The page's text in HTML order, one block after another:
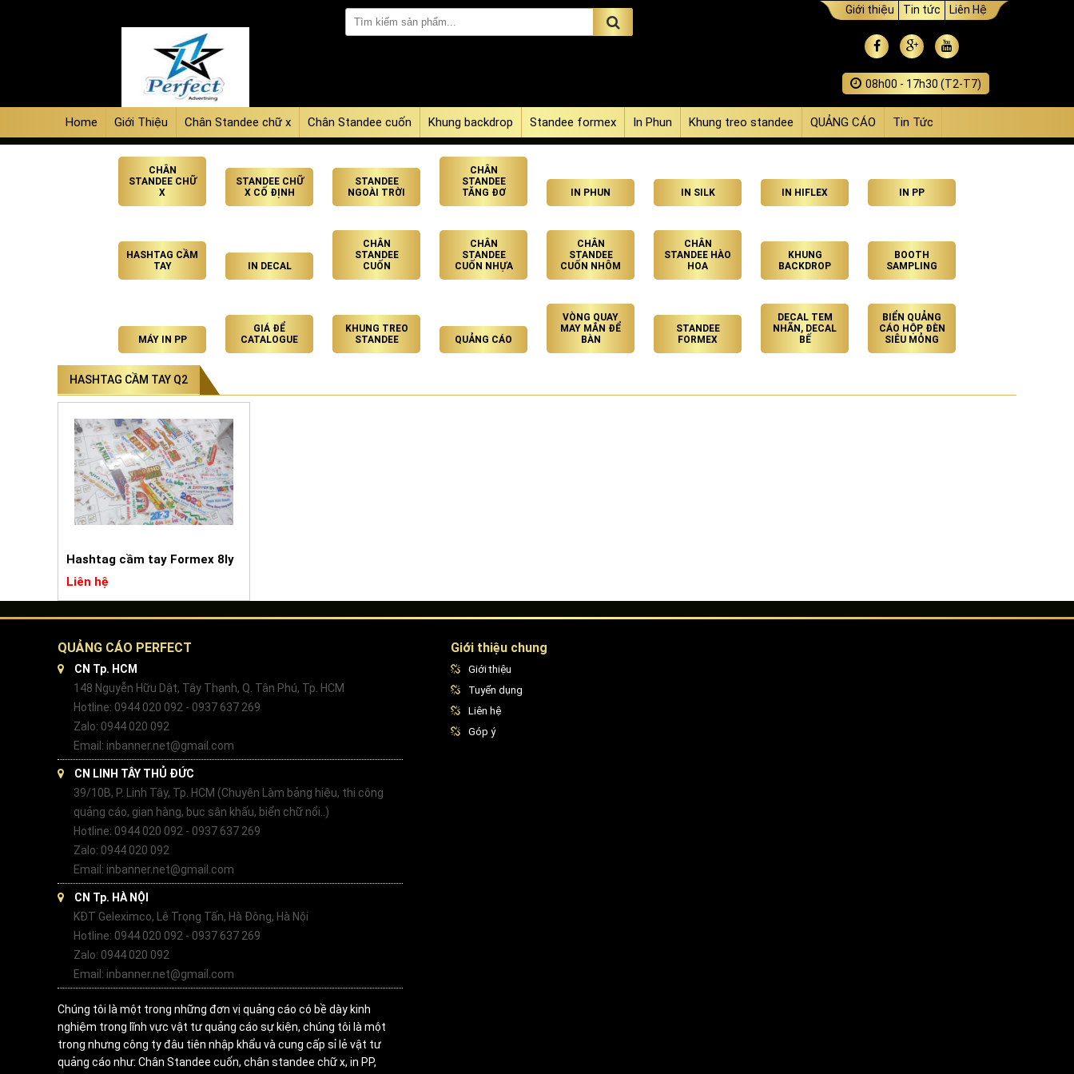
Giới thiệu Tin tức Liên Hệ
08h00 - 17h30 (T2-T7)
Home Giới Thiệu Chân Standee chữ x Chân Standee cuốn Khung backdrop Standee formex In Phun Khung treo standee QUẢNG CÁO Tin Tức
CHÂN
STANDEE CHỮ
X
STANDEE CHỮ
X CỐ ĐỊNH
STANDEE
NGOÀI TRỜI
CHÂN
STANDEE
TĂNG ĐƠ
IN PHUN IN SILK IN HIFLEX IN PP
HASHTAG CẦM
TAY
IN DECAL
CHÂN
STANDEE
CUỐN
CHÂN
STANDEE
CUỐN NHỰA
CHÂN
STANDEE
CUỐN NHÔM
CHÂN
STANDEE HÀO
HOA
KHUNG
BACKDROP
BOOTH
SAMPLING
MÁY IN PP
GIÁ ĐỂ
CATALOGUE
KHUNG TREO
STANDEE
QUẢNG CÁO
VÒNG QUAY
MAY MẮN ĐỂ
BÀN
STANDEE
FORMEX
DECAL TEM
NHÃN, DECAL
BẾ
BIỂN QUẢNG
CÁO HỘP ĐÈN
SIÊU MỎNG
HASHTAG CẦM TAY Q2
Hashtag cầm tay Formex 8ly
Liên hệ
QUẢNG CÁO PERFECT
CN Tp. HCM
148 Nguyễn Hữu Dật, Tây Thạnh, Q. Tân Phú, Tp. HCM
Hotline: 0944 020 092 - 0937 637 269
Zalo: 0944 020 092
Email: inbanner.net@gmail.com
CN LINH TÂY THỦ ĐỨC
39/10B, P. Linh Tây, Tp. HCM (Chuyên Làm bảng hiệu, thi công
quảng cáo, gian hàng, bục sân khấu, biển chữ nổi..)
Hotline: 0944 020 092 - 0937 637 269
Zalo: 0944 020 092
Email: inbanner.net@gmail.com
CN Tp. HÀ NỘI
KĐT Geleximco, Lê Trọng Tấn, Hà Đông, Hà Nội
Hotline: 0944 020 092 - 0937 637 269
Zalo: 0944 020 092
Email: inbanner.net@gmail.com
Chúng tôi là một trong những đơn vị quảng cáo có bề dày kinh
nghiệm trong lĩnh vực vật tư quảng cáo sự kiện, chúng tôi là một
trong nhưng công ty đâu tiên nhập khẩu và cung cấp sỉ lẻ vật tư
quảng cáo như: Chân Standee cuốn, chân standee chữ x, in PP,
Giới thiệu chung
Giới thiệu
Tuyển dụng
Liên hệ
Góp ý